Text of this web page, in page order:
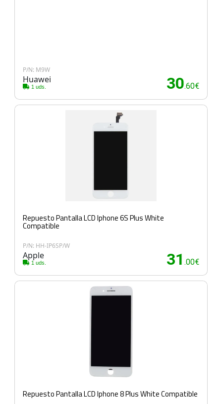
P/N: M9W
Huawei
1 uds. 30.60€
Repuesto Pantalla LCD Iphone 6S Plus White
Compatible
P/N: HH-IP6SP/W
Apple
1 uds. 31 .00€
Repuesto Pantalla LCD Iphone 8 Plus White Compatible